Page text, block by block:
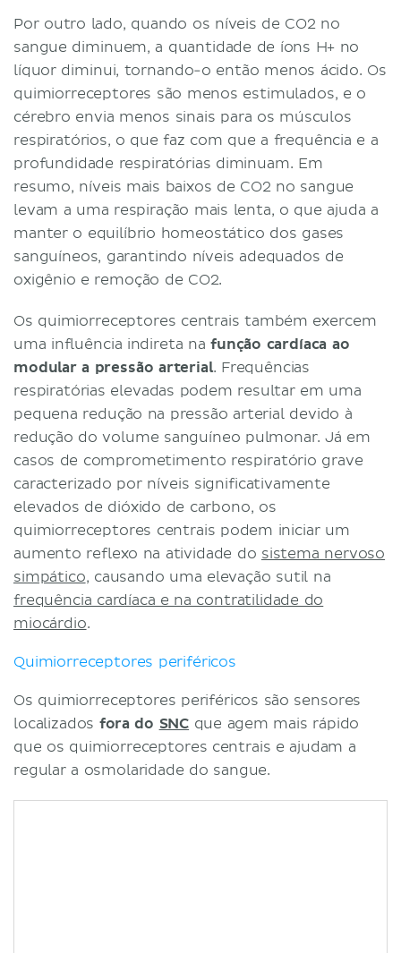
Por outro lado, quando os níveis de CO2 no
sangue diminuem, a quantidade de íons H+ no
líquor diminui, tornando-o então menos ácido. Os
quimiorreceptores são menos estimulados, e o
cérebro envia menos sinais para os músculos
respiratórios, o que faz com que a frequência e a
profundidade respiratórias diminuam. Em
resumo, níveis mais baixos de CO2 no sangue
levam a uma respiração mais lenta, o que ajuda a
manter o equilíbrio homeostático dos gases
sanguíneos, garantindo níveis adequados de
oxigênio e remoção de CO2.
Os quimiorreceptores centrais também exercem
uma influência indireta nafunção cardíaca ao
modular a pressão arterial. Frequências
respiratórias elevadas podem resultar em uma
pequena redução na pressão arterial devido à
redução do volume sanguíneo pulmonar. Já em
casos de comprometimento respiratório grave
caracterizado por níveis significativamente
elevados de dióxido de carbono, os
quimiorreceptores centrais podem iniciar um
aumento reflexo na atividade do sistema nervoso
simpático, causando uma elevação sutil na
frequência cardíaca e na contratilidade do
miocárdio.
Quimiorreceptores periféricos
Os quimiorreceptores periféricos são sensores
localizados fora do SNC que agem mais rápido
que os quimiorreceptores centrais e ajudam a
regular a osmolaridade do sangue.